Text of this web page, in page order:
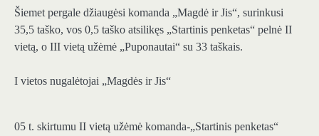
Šiemet pergale džiaugėsi komanda „Magdė ir Jis“, surinkusi
35,5 taško, vos 0,5 taško atsilikęs „Startinis penketas“ pelnė II
vietą, o III vietą užėmė „Puponautai“ su 33 taškais.
I vietos nugalėtojai „Magdės ir Jis“
05 t. skirtumu II vietą užėmė komanda-„Startinis penketas“